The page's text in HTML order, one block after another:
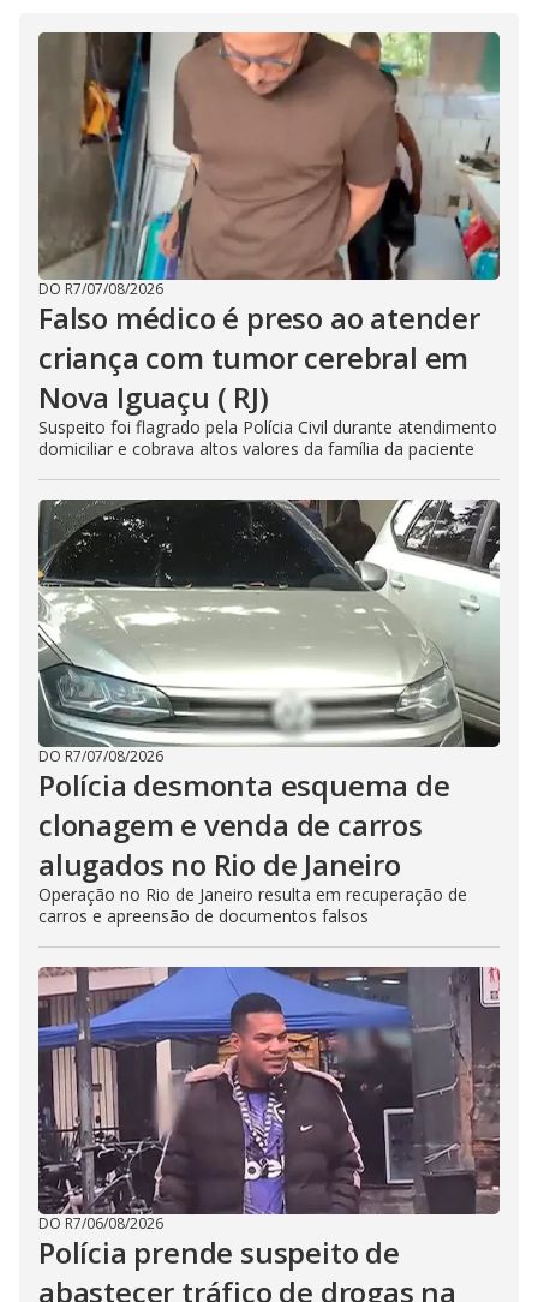
DO R7/07/08/2026
Falso médico é preso ao atender
criança com tumor cerebral em
Nova Iguaçu ( RJ)
Suspeito foi flagrado pela Polícia Civil durante atendimento
domiciliar e cobrava altos valores da família da paciente
DO R7/07/08/2026
Polícia desmonta esquema de
clonagem e venda de carros
alugados no Rio de Janeiro
Operação no Rio de Janeiro resulta em recuperação de
carros e apreensão de documentos falsos
DO R7/06/08/2026
Polícia prende suspeito de
abastecer tráfico de drogas na